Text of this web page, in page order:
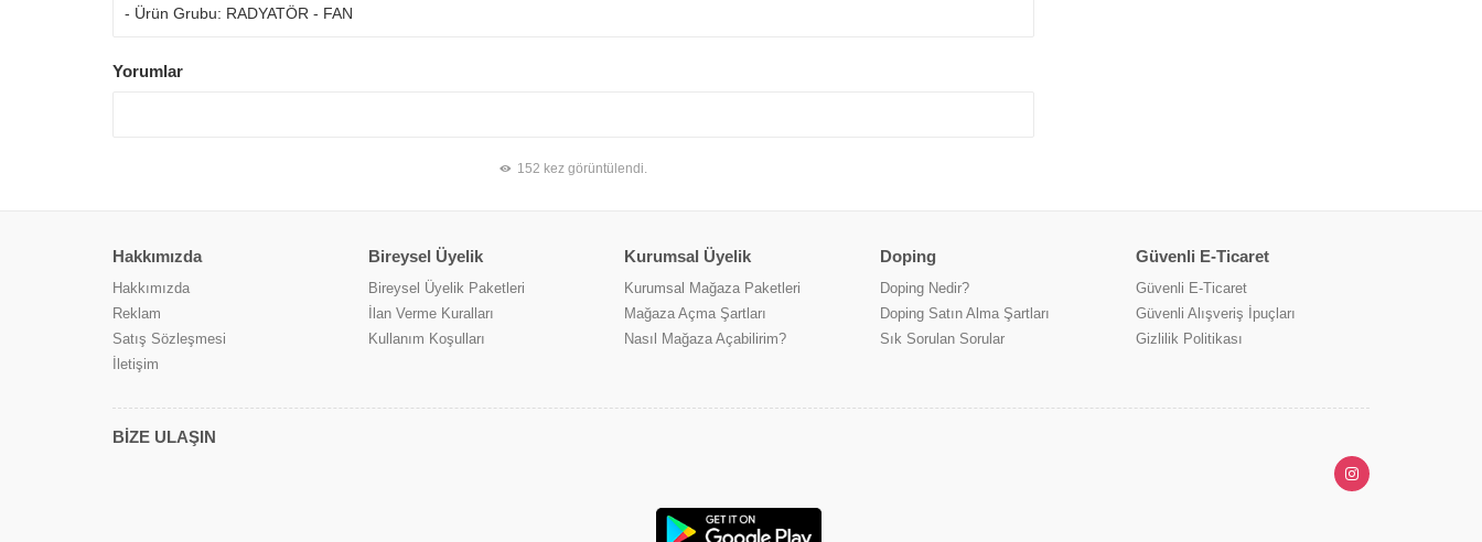
- Ürün Grubu: RADYATÖR - FAN
Yorumlar
152 kez görüntülendi.
Hakkımızda
Hakkımızda
Reklam
Satış Sözleşmesi
İletişim
Bireysel Üyelik
Bireysel Üyelik Paketleri
İlan Verme Kuralları
Kullanım Koşulları
Kurumsal Üyelik
Kurumsal Mağaza Paketleri
Mağaza Açma Şartları
Nasıl Mağaza Açabilirim?
Doping
Doping Nedir?
Doping Satın Alma Şartları
Sık Sorulan Sorular
Güvenli E-Ticaret
Güvenli E-Ticaret
Güvenli Alışveriş İpuçları
Gizlilik Politikası
BİZE ULAŞIN